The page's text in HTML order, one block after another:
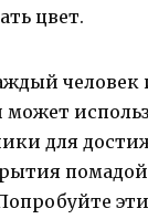
цвет.
человек
для
помадой